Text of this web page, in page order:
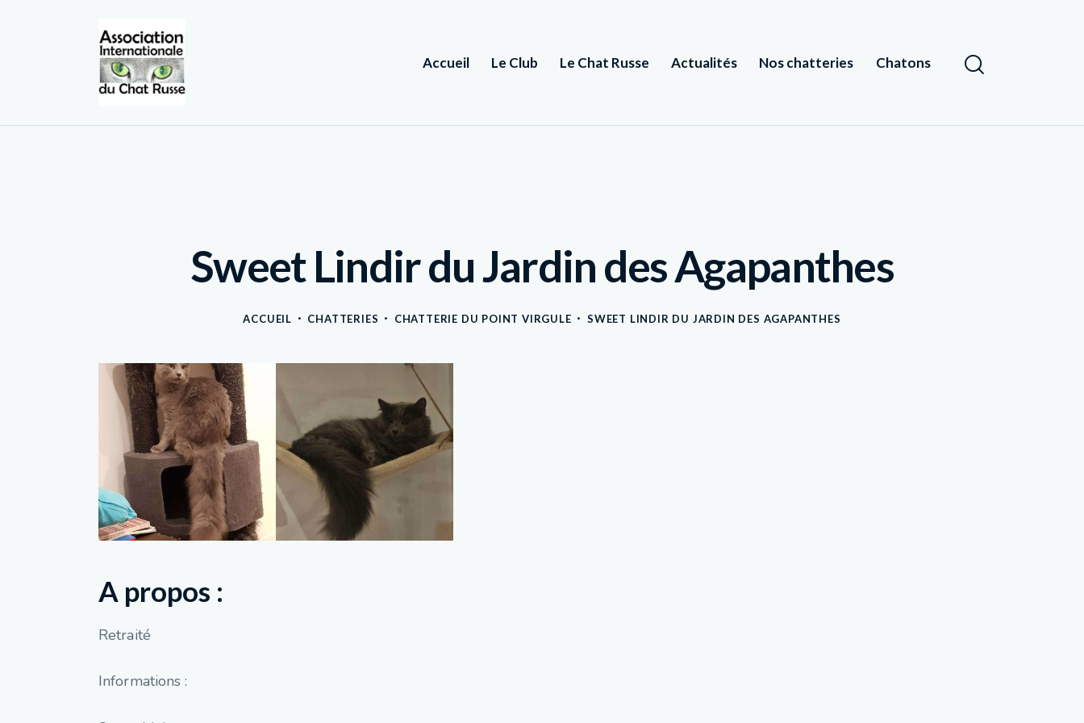
Accueil Le Club Le Chat Russe Actualités Nos chatteries Chatons
Sweet Lindir du Jardin des Agapanthes
ACCUEIL CHATTERIES CHATTERIE DU POINT VIRGULE SWEET LINDIR DU JARDIN DES AGAPANTHES
A propos :
Retraité
Informations :